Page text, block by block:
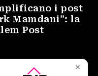
i post
Mamdani”: la
Post
✕